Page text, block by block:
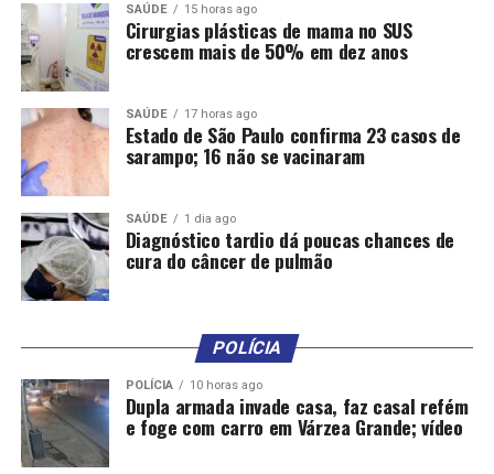
Comentários
RELATED TOPICS: ÁGUA BOA
DESTAQUE
MACONHA MILITAR POLICIA
PRENDE
QUILOS
SKANK
UP NEXT
investiga possível estupro
DON'T MISS
Vídeo mostra moradora agredindo e xingado síndica de
condomínio em VG: “Preta incompetente”
SAÚDE 15 horas ago
Cirurgias plásticas de mama no SUS
crescem mais de 50% em dez anos
SAÚDE 17 horas ago
Estado de São Paulo confirma 23 casos de
sarampo; 16 não se vacinaram
SAÚDE 1 dia ago
Diagnóstico tardio dá poucas chances de
cura do câncer de pulmão
POLÍCIA
POLÍCIA 10 horas ago
Dupla armada invade casa, faz casal refém
e foge com carro em Várzea Grande; vídeo